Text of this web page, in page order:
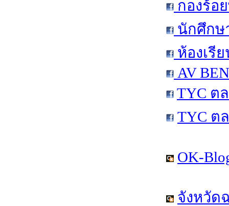
กองร้อ
นักศึกษ
ห้องเรี
AV
TYC ต
TYC ต
OK-
จังหวัด